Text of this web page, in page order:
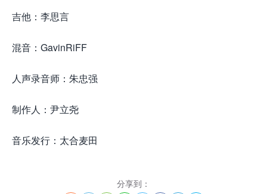
吉他：李思言
混音：GavinRiFF
人声录音师：朱忠强
制作人：尹立尧
音乐发行：太合麦田
分享到：